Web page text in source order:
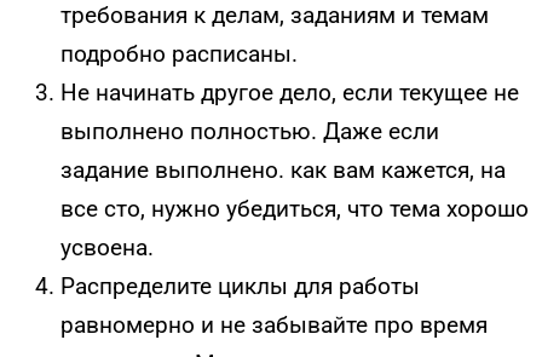
требования к делам, заданиям и темам
подробно расписаны.
Не начинать другое дело, если текущее не
выполнено полностью. Даже если
задание выполнено. как вам кажется, на
все сто, нужно убедиться, что тема хорошо
усвоена.
Распределите циклы для работы
равномерно и не забывайте про время